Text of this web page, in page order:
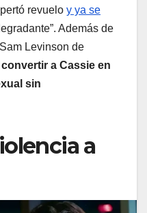
revuelo y ya se
Además de
Levinson de
a Cassie en
sin
a